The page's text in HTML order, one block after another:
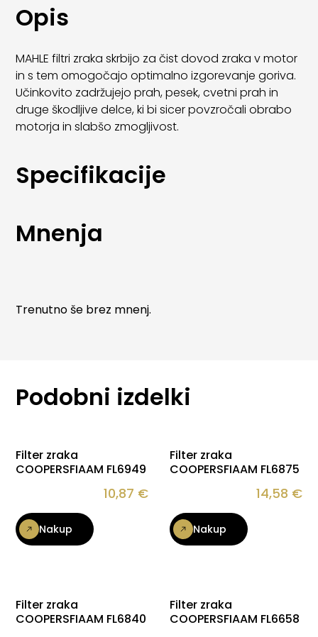
Opis
MAHLE filtri zraka skrbijo za čist dovod zraka v motor
in s tem omogočajo optimalno izgorevanje goriva.
Učinkovito zadržujejo prah, pesek, cvetni prah in
druge škodljive delce, ki bi sicer povzročali obrabo
motorja in slabšo zmogljivost.
motorja, zmanjša poraba goriva in podaljša
življenjska doba motorja. Filtri so izdelani po OE
ter dolgo življenjsko dobo.
Specifikacije
Mnenja
Trenutno še brez mnenj.
Podobni izdelki
Filter zraka
COOPERSFIAAM FL6949
10,87 €
Nakup
Filter zraka
COOPERSFIAAM FL6875
14,58 €
Nakup
Filter zraka
COOPERSFIAAM FL6840
Filter zraka
COOPERSFIAAM FL6658